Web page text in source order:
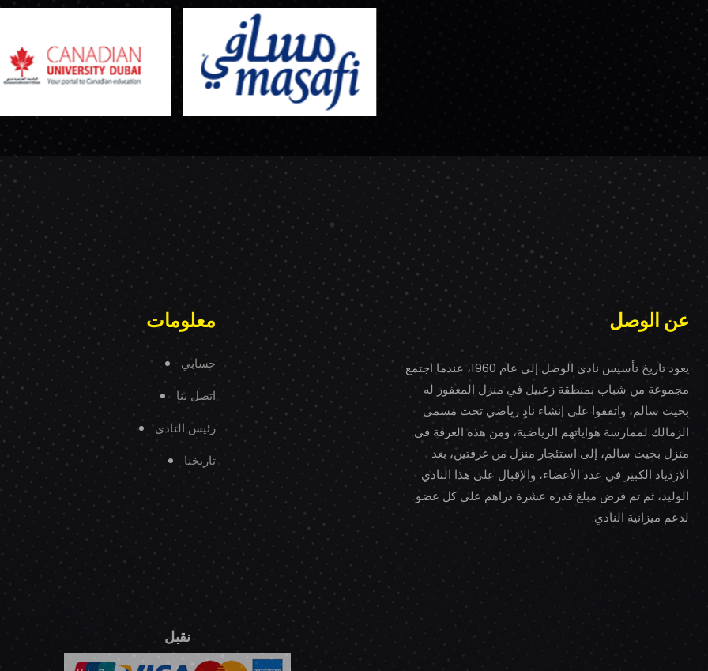
عن الوصل
يعود تاريخ تأسيس نادي الوصل إلى عام 1960، عندما اجتمع
مجموعة من شباب بمنطقة زعبيل في منزل المغفور له
بخيت سالم، واتفقوا على إنشاء نادٍ رياضي تحت مسمى
الزمالك لممارسة هواياتهم الرياضية، ومن هذه الغرفة في
منزل بخيت سالم، إلى استئجار منزل من غرفتين، بعد
الازدياد الكبير في عدد الأعضاء، والإقبال على هذا النادي
الوليد، ثم تم فرض مبلغ قدره عشرة دراهم على كل عضو
لدعم ميزانية النادي.
معلومات
حسابي
اتصل بنا
رئيس النادي
تاريخنا
نقبل